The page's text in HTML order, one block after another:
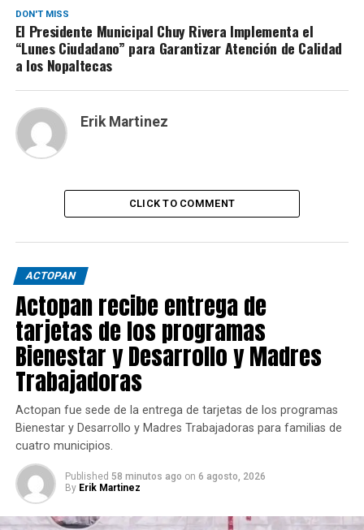
DON'T MISS
El Presidente Municipal Chuy Rivera Implementa el
“Lunes Ciudadano” para Garantizar Atención de Calidad
a los Nopaltecas
Erik Martinez
CLICK TO COMMENT
ACTOPAN
Actopan recibe entrega de
tarjetas de los programas
Bienestar y Desarrollo y Madres
Trabajadoras
Actopan fue sede de la entrega de tarjetas de los programas
Bienestar y Desarrollo y Madres Trabajadoras para familias de
cuatro municipios.
Published 58 minutos ago on 6 agosto, 2026
By Erik Martinez